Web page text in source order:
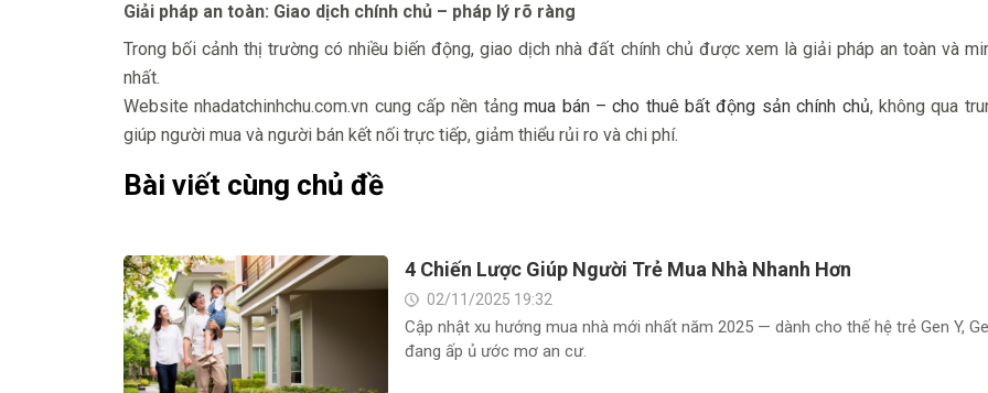
Giải pháp an toàn: Giao dịch chính chủ – pháp lý rõ ràng
Trong bối cảnh thị trường có nhiều biến động, giao dịch nhà đất chính chủ được xem là giải pháp an toàn và
nhất.
Website nhadatchinhchu.com.vn cung cấp nền tảngmua bán – cho thuê bất động sản chính chủ, không qua
giúp người mua và người bán kết nối trực tiếp, giảm thiểu rủi ro và chi phí.
Bài viết cùng chủ đề
4 Chiến Lược Giúp Người Trẻ Mua Nhà Nhanh Hơn
02/11/2025 19:32
Cập nhật xu hướng mua nhà mới nhất năm 2025 — dành cho thế hệ trẻ Gen Y,
đang ấp ủ ước mơ an cư.